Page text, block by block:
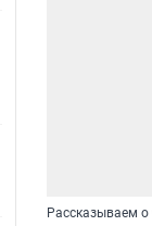
Рассказываем